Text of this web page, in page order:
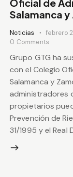
Oficial de
Salamanca y
Noticias febrero
0 Comments
Grupo GTG ha
con el Colegio
Salamanca y
administradores
propietarios
Prevención de
31/1995 y el